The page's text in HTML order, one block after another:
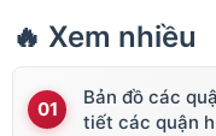
🔥 Xem nhiều
Bản đồ các
tiết các quận